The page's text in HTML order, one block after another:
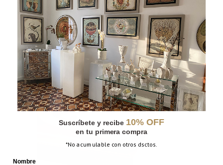
Productos relacionados...
Suscríbete y recibe 10% OFF
en tu primera compra
*No acumulable con otros dsctos.
Nombre